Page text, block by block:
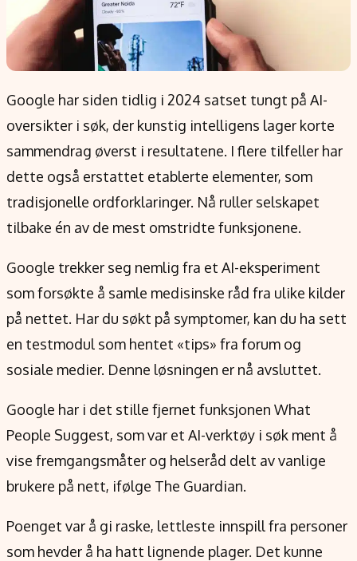
Grønt skifte
Informasjon
Kontakt oss
Etiske retningslinjer
Verdensnyheter
Alt om penger på engelsk
Google har siden tidlig i 2024 satset tungt på AI-
oversikter i søk, der kunstig intelligens lager korte
sammendrag øverst i resultatene. I flere tilfeller har
dette også erstattet etablerte elementer, som
tradisjonelle ordforklaringer. Nå ruller selskapet
tilbake én av de mest omstridte funksjonene.
Google trekker seg nemlig fra et AI-eksperiment
som forsøkte å samle medisinske råd fra ulike kilder
på nettet. Har du søkt på symptomer, kan du ha sett
en testmodul som hentet «tips» fra forum og
sosiale medier. Denne løsningen er nå avsluttet.
Google har i det stille fjernet funksjonen What
People Suggest, som var et AI-verktøy i søk ment å
vise fremgangsmåter og helseråd delt av vanlige
brukere på nett, ifølge The Guardian.
Poenget var å gi raske, lettleste innspill fra personer
som hevder å ha hatt lignende plager. Det kunne